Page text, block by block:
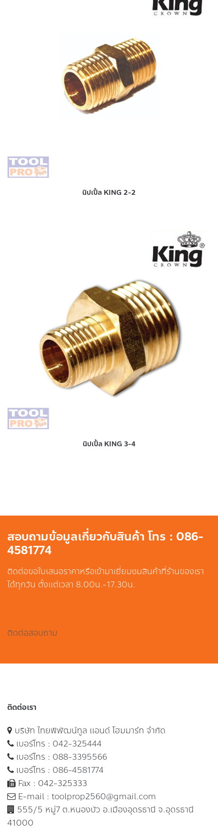
นิปเปิ้ล KING 2-2
นิปเปิ้ล KING 3-4
สอบถามข้อมูลเกี่ยวกับสินค้า โทร : 086-
4581774
ติดต่อขอใบเสนอราคาหรือเข้ามาเยี่ยมชมสินค้าที่ร้านของเรา
ได้ทุกวัน ตั้งแต่เวลา 8.00น.-17.30น.
ติดต่อสอบถาม
ติดต่อเรา
บริษัท ไทยพิพัฒน์ทูล แอนด์ โฮมมาร์ท จำกัด
เบอร์โทร : 042-325444
เบอร์โทร : 088-3395566
เบอร์โทร : 086-4581774
Fax : 042-325333
E-mail : toolprop2560@gmail.com
555/5 หมู่7 ต.หนองบัว อ.เมืองอุดรธานี จ.อุดรธานี
41000